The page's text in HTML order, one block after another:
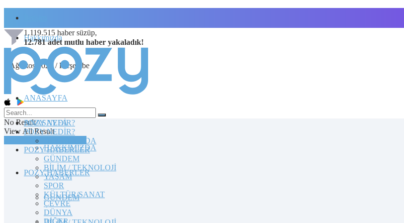
Hakkımızda
6 Ağustos 2026 / Perşembe
1.119.515 haber süzüp,
12.781 adet mutlu haber yakaladık!
No Result
View All Result
TOPLULUĞA KATILIN
ANASAYFA
POZY NEDİR?
HAKKIMIZDA
POZY HABERLER
GÜNDEM
ANASAYFA
POZY NEDİR?
HAKKIMIZDA
POZY HABERLER
GÜNDEM
BİLİM / TEKNOLOJİ
YAŞAM
SPOR
KÜLTÜR/SANAT
ÇEVRE
DÜNYA
DİĞER